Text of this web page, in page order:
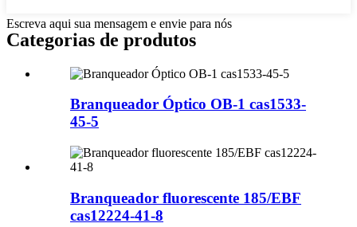
Escreva aqui sua mensagem e envie para nós
Categorias de produtos
Branqueador Óptico OB-1 cas1533-
45-5
Branqueador fluorescente 185/EBF
cas12224-41-8